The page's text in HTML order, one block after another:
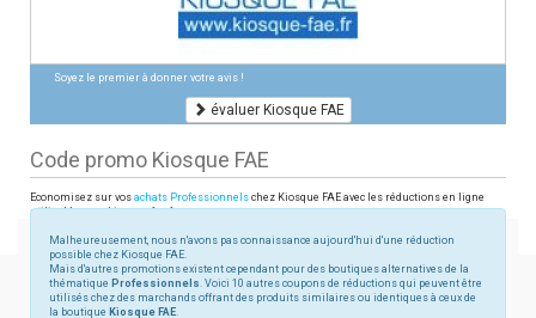
Soyez le premier à donner votre avis !
évaluer Kiosque FAE
Code promo Kiosque FAE
Economisez sur vos achats Professionnels chez Kiosque FAE avec les réductions en ligne
utilisables sur kiosque-fae.fr
Malheureusement, nous n'avons pas connaissance aujourd'hui d'une réduction
possible chez Kiosque FAE.
Mais d'autres promotions existent cependant pour des boutiques alternatives de la
thématique Professionnels. Voici 10 autres coupons de réductions qui peuvent être
utilisés chez des marchands offrant des produits similaires ou identiques à ceux de
la boutique Kiosque FAE.